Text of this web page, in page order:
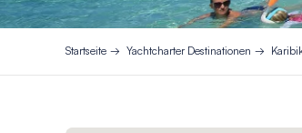
Startseite Yachtcharter Destinationen